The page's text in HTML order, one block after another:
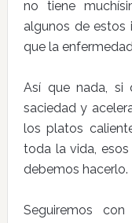
no tiene
algunos de estos
que la
Así que nada, si
saciedad y
los platos
toda la vida,
debemos hacerlo.
Seguiremos